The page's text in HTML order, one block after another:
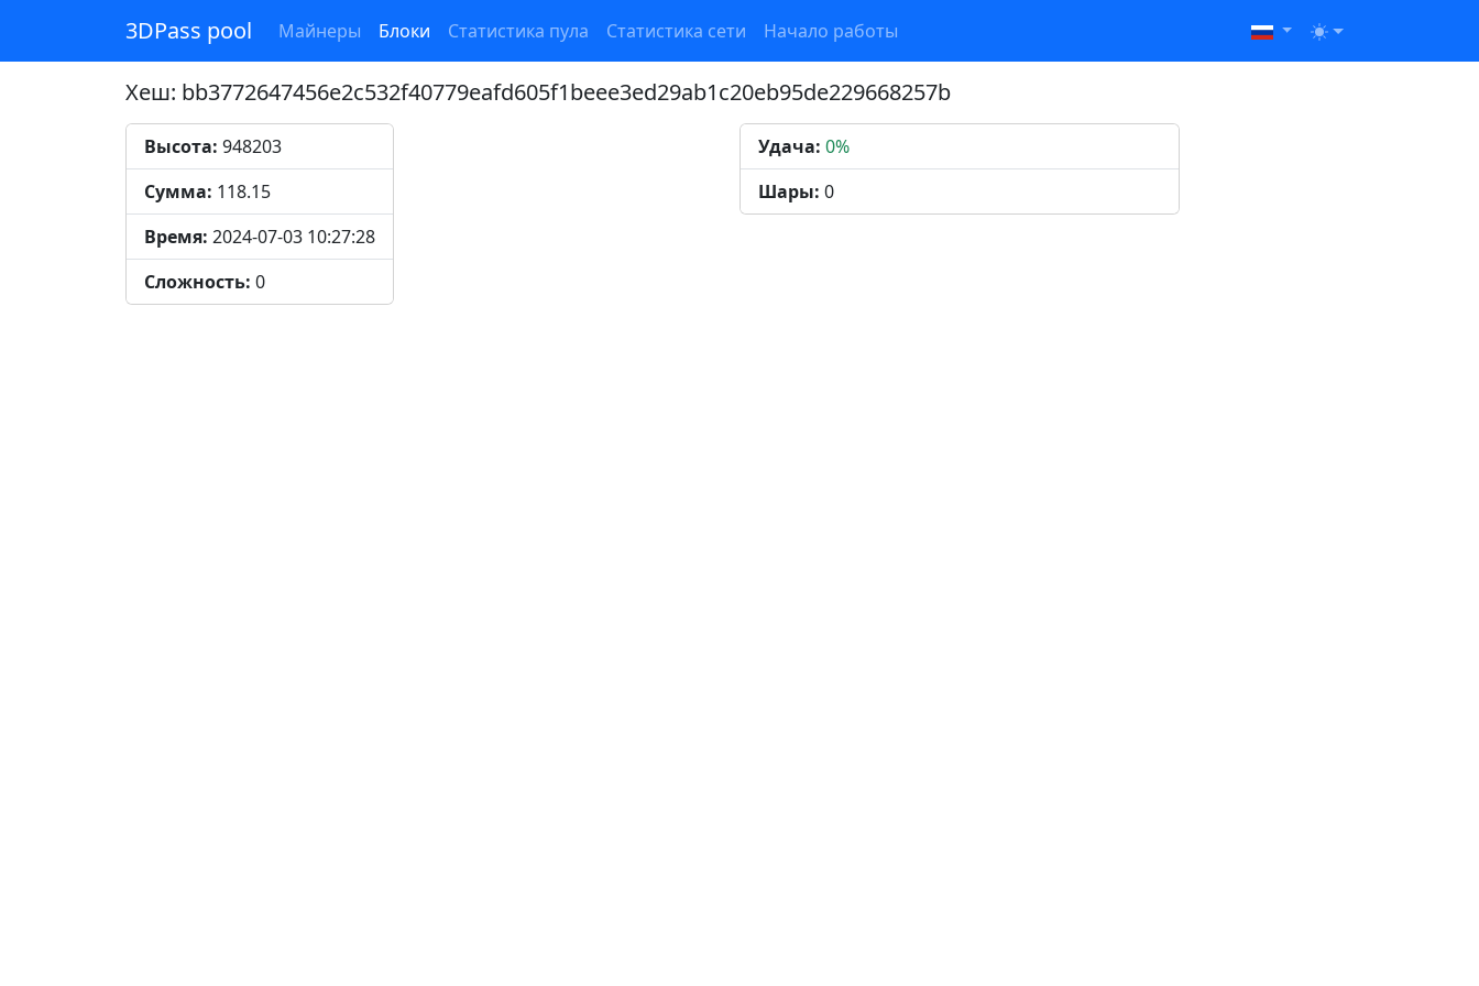
3DPass pool Майнеры Блоки Статистика пула Статистика сети Начало работы
Хеш: bb3772647456e2c532f40779eafd605f1beee3ed29ab1c20eb95de229668257b
Высота: 948203
Сумма: 118.15
Время: 2024-07-03 10:27:28
Сложность: 0
Удача: 0%
Шары: 0